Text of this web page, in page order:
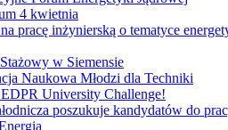
4 kwietnia
pracę inżynierską o tematyce
w Siemensie
Naukowa Młodzi dla Techniki
University Challenge!
poszukuje kandydatów do